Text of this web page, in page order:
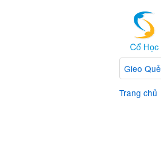
Gieo Quẻ
Trang chủ